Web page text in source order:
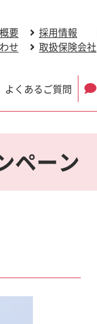
要
採用情報
せ
取扱保険会社
よくあるご質問
ペーン